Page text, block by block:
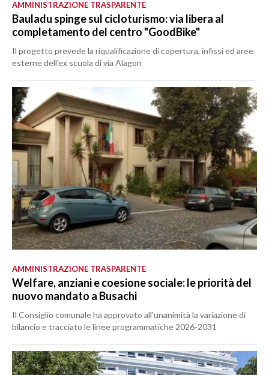
AMMINISTRAZIONE TRASPARENTE
Bauladu spinge sul cicloturismo: via libera al
completamento del centro "GoodBike"
Il progetto prevede la riqualificazione di copertura, infissi ed aree
esterne dell'ex scuola di via Alagon
AMMINISTRAZIONE TRASPARENTE
Welfare, anziani e coesione sociale: le priorità del
nuovo mandato a Busachi
Il Consiglio comunale ha approvato all'unanimità la variazione di
bilancio e tracciato le linee programmatiche 2026-2031